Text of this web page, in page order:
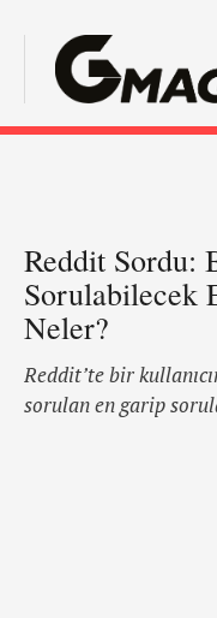
Reddit Sordu:
Sorulabilecek
Neler?
Reddit’te bir
sorulan en garip